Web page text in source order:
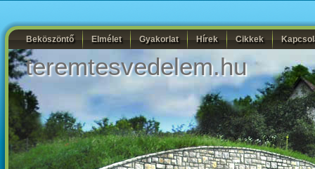
Beköszöntő Elmélet Gyakorlat Hírek Cikkek
teremtesvedelem.hu